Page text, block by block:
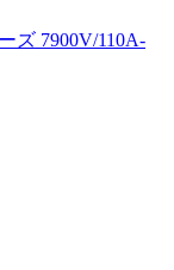
ズ 7900V/110A-